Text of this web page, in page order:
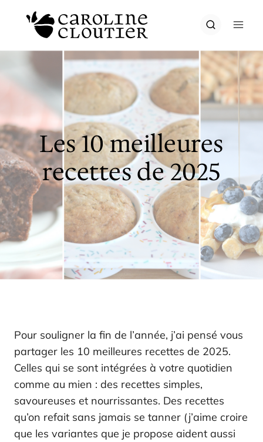
Les 10 meilleures
recettes de 2025
Pour souligner la fin de l’année, j’ai pensé vous
partager les 10 meilleures recettes de 2025.
Celles qui se sont intégrées à votre quotidien
comme au mien : des recettes simples,
savoureuses et nourrissantes. Des recettes
qu’on refait sans jamais se tanner (j’aime croire
que les variantes que je propose aident aussi